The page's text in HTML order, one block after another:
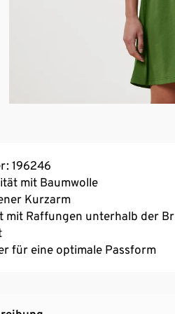
196246
mit Baumwolle
Kurzarm
mit Raffungen unterhalb der
für eine optimale Passform